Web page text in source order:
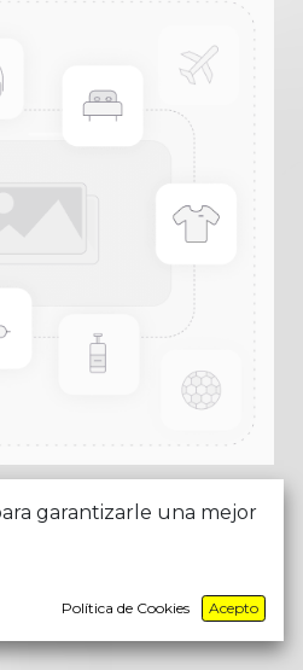
- START
garantizarle una mejor
Política de Cookies Acepto